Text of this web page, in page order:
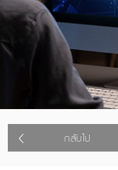
กลับไป